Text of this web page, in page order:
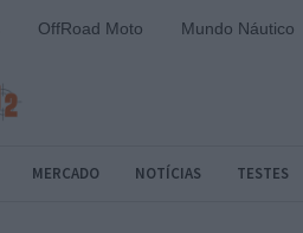
OffRoad Moto Mundo Náutico
MERCADO NOTÍCIAS TESTES